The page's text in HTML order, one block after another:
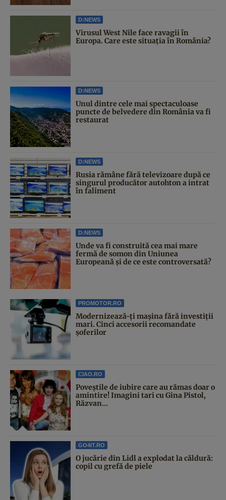
D:NEWS
Virusul West Nile face ravagii în
Europa. Care este situația în România?
D:NEWS
Unul dintre cele mai spectaculoase
puncte de belvedere din România va fi
restaurat
D:NEWS
Rusia rămâne fără televizoare după ce
singurul producător autohton a intrat
în faliment
D:NEWS
Unde va fi construită cea mai mare
fermă de somon din Uniunea
Europeană și de ce este controversată?
PROMOTOR.RO
Modernizează-ți mașina fără investiții
mari. Cinci accesorii recomandate
șoferilor
CIAO.RO
Poveştile de iubire care au rămas doar o
amintire! Imagini tari cu Gina Pistol,
Răzvan...
GO4IT.RO
O jucărie din Lidl a explodat la căldură:
copil cu grefă de piele